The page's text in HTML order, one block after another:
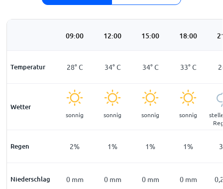
09:00 12:00 15:00 18:00
Temperatur
22°C 28°C 34°C 34°C 33°C
Wetter
sonnig sonnig sonnig sonnig
Regen 2% 1% 1% 1%
Niederschlag
0mm 0 mm 0 mm 0 mm 0 mm